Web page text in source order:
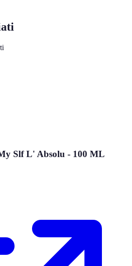
Slf L' Absolu - 100 ML